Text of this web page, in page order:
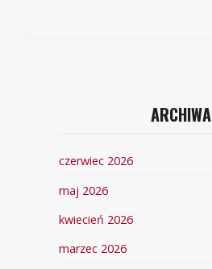
ARCHIWA
czerwiec 2026
maj 2026
kwiecień 2026
marzec 2026